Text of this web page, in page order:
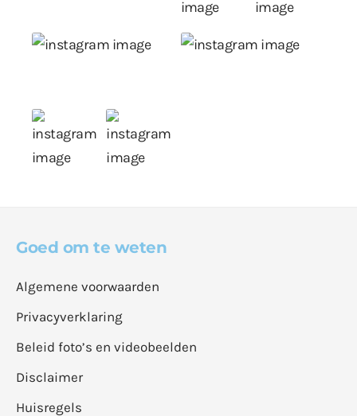
Goed om te weten
Algemene voorwaarden
Privacyverklaring
Beleid foto’s en videobeelden
Disclaimer
Huisregels